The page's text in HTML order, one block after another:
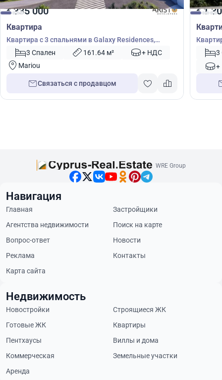
€335 000
Квартира
Квартира с 3 спальнями в Galaxy Residences,
Пафос, Кипр № 5257
3 Спален 161.64 м²
+ НДС
Mariou
Связаться с продавцом
€1
Кипр3
WRE Group
Навигация
Главная
Застройщики
Агентства недвижимости
Поиск на карте
Вопрос-ответ
Новости
Реклама
Контакты
Карта сайта
Недвижимость
Новостройки
Строящиеся ЖК
Готовые ЖК
Квартиры
Пентхаусы
Виллы и дома
Коммерческая
Земельные участки
Аренда